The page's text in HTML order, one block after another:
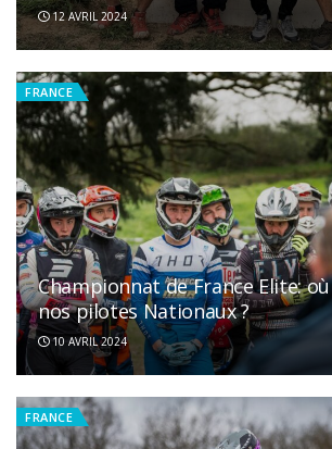
12 AVRIL 2024
FRANCE
Championnat de France Elite:
nos pilotes Nationaux ?
10 AVRIL 2024
FRANCE